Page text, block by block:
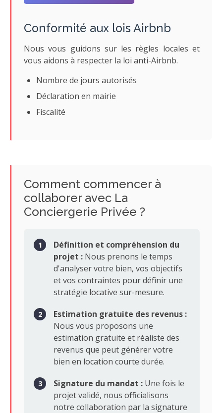
Conformité aux lois Airbnb
Nous vous guidons sur les règles locales et
vous aidons à respecter la loi anti-Airbnb.
Nombre de jours autorisés
Déclaration en mairie
Fiscalité
Comment commencer à
collaborer avec La
Conciergerie Privée ?
Définition et compréhension du
projet : Nous prenons le temps
d'analyser votre bien, vos objectifs
et vos contraintes pour définir une
stratégie locative sur-mesure.
Estimation gratuite des revenus :
Nous vous proposons une
estimation gratuite et réaliste des
revenus que peut générer votre
bien en location courte durée.
Signature du mandat : Une fois le
projet validé, nous officialisons
notre collaboration par la signature